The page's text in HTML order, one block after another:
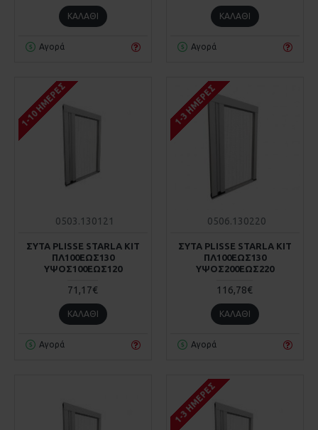
ΚΑΛΆΘΙ
Αγορά
ΚΑΛΆΘΙ
Αγορά
1-10 ΗΜΈΡΕΣ
0503.130121
ΣΥΤΑ PLISSE STARLA KIT
ΠΛ100ΕΩΣ130
ΥΨΟΣ100ΕΩΣ120
71,17€
ΚΑΛΆΘΙ
Αγορά
1-3 ΗΜΈΡΕΣ
0506.130220
ΣΥΤΑ PLISSE STARLA KIT
ΠΛ100ΕΩΣ130
ΥΨΟΣ200ΕΩΣ220
116,78€
ΚΑΛΆΘΙ
Αγορά
1-3 ΗΜΈΡΕΣ